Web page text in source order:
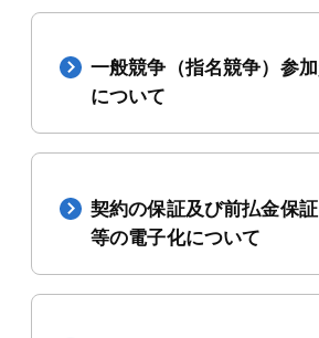
一般競争（指名競争）参
について
契約の保証及び前払金保
等の電子化について